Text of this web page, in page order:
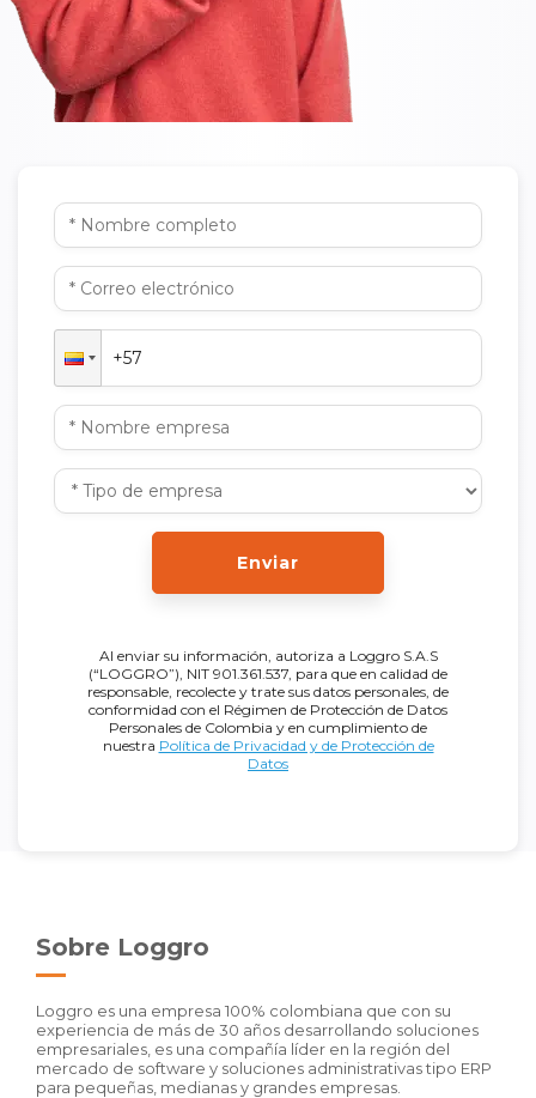
Enviar
Al enviar su información, autoriza a Loggro S.A.S
(“LOGGRO”), NIT 901.361.537, para que en calidad de
responsable, recolecte y trate sus datos personales, de
conformidad con el Régimen de Protección de Datos
Personales de Colombia y en cumplimiento de
nuestra Política de Privacidad y de Protección de
Datos
Sobre Loggro
Loggro es una empresa 100% colombiana que con su
experiencia de más de 30 años desarrollando soluciones
empresariales, es una compañía líder en la región del
mercado de software y soluciones administrativas tipo ERP
para pequeñas, medianas y grandes empresas.